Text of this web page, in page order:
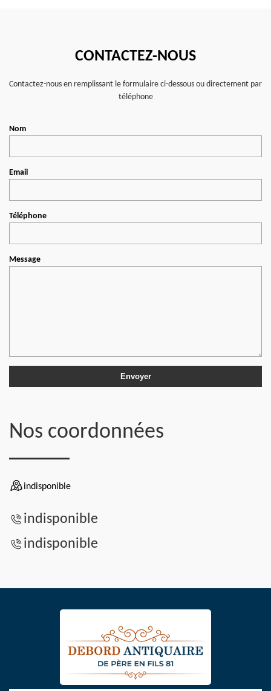
CONTACTEZ-NOUS
Contactez-nous en remplissant le formulaire ci-dessous ou directement par
téléphone
Nom
Email
Téléphone
Message
Nos coordonnées
indisponible
indisponible
indisponible